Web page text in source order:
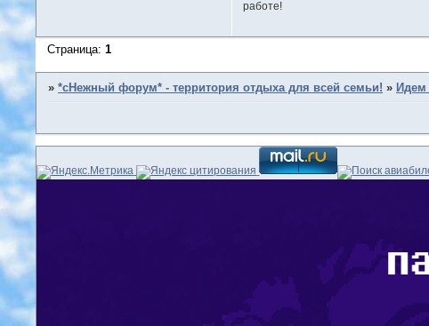
работе!
Страница: 1
» *сНежный форум* - территория отдыха для всей семьи! » Идем